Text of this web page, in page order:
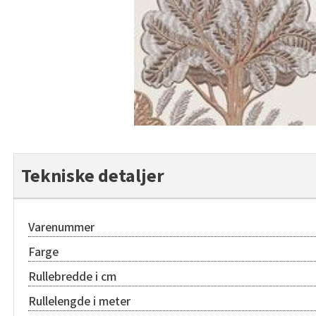
Tekniske detaljer
Varenummer
Farge
Rullebredde i cm
Rullelengde i meter